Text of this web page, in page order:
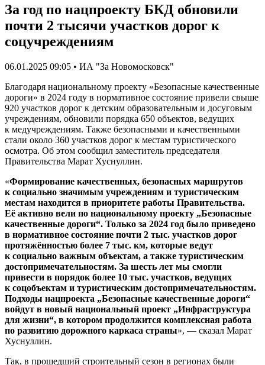
За год по нацпроекту БКД обновили
почти 2 тысячи участков дорог к
соцучреждениям
06.01.2025 09:05 • ИА "За Новомосковск"
Благодаря национальному проекту «Безопасные качественные
дороги» в 2024 году в нормативное состояние привели свыше
920 участков дорог к детским образовательным и досуговым
учреждениям, обновили порядка 650 объектов, ведущих
к медучреждениям. Также безопасными и качественными
стали около 360 участков дорог к местам туристического
осмотра. Об этом сообщил заместитель председателя
Правительства Марат Хуснуллин.
«Формирование качественных, безопасных маршрутов
к социально значимым учреждениям и туристическим
местам находится в приоритете работы Правительства.
Её активно вели по национальному проекту „Безопасные
качественные дороги“. Только за 2024 год было приведено
в нормативное состояние почти 2 тыс. участков дорог
протяжённостью более 7 тыс. км, которые ведут
к социально важным объектам, а также туристическим
достопримечательностям. За шесть лет мы смогли
привести в порядок более 10 тыс. участков, ведущих
к соцобъектам и туристическим достопримечательностям.
Подходы нацпроекта „Безопасные качественные дороги“
войдут в новый национальный проект „Инфраструктура
для жизни“, в котором продолжится комплексная работа
по развитию дорожного каркаса страны», — сказал Марат
Хуснуллин.
Так, в прошедший строительный сезон в регионах были